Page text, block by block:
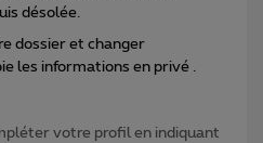
désolée.
dossier et changer
les informations en privé .
votre profil en indiquant